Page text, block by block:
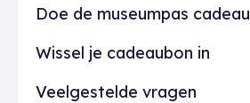
Doe de museumpas cadeau
Wissel je cadeaubon in
Veelgestelde vragen